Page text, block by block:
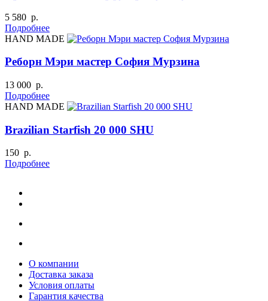
5 580 р.
Подробнее
HAND MADE
Реборн Мэри мастер София Мурзина
13 000 р.
Подробнее
HAND MADE
Brazilian Starfish 20 000 SHU
150 р.
Подробнее
О компании
Доставка заказа
Условия оплаты
Гарантия качества